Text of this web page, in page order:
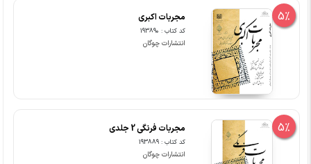
5% مجربات اکبری
کد کتاب : 193890
انتشارات چوگان
5% مجربات فرنگی 2 جلدی
کد کتاب : 193889
انتشارات چوگان